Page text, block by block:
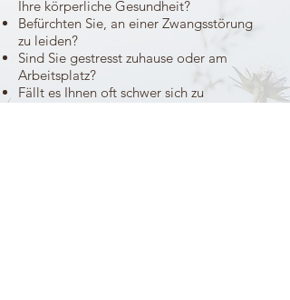
Ihre körperliche Gesundheit?
Befürchten Sie, an einer Zwangsstörung
zu leiden?
Sind Sie gestresst zuhause oder am
Arbeitsplatz?
Fällt es Ihnen oft schwer sich zu